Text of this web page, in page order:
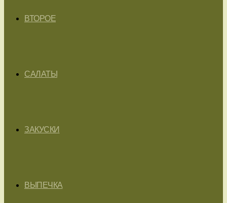
ВТОРОЕ
САЛАТЫ
ЗАКУСКИ
ВЫПЕЧКА